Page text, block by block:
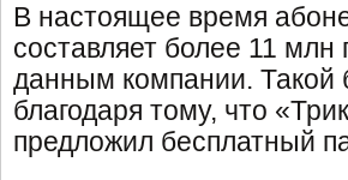
В настоящее время
составляет более 11
данным компании. Такой
благодаря тому, что
предложил бесплатный